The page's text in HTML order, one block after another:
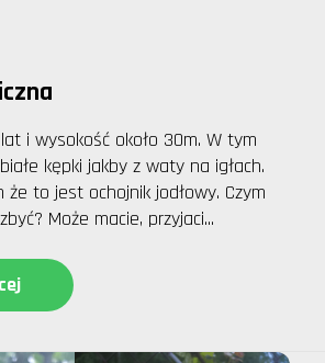
i wysokość około 30m. W tym
kępki jakby z waty na igłach.
że to jest ochojnik jodłowy. Czym
Może macie, przyjaci...